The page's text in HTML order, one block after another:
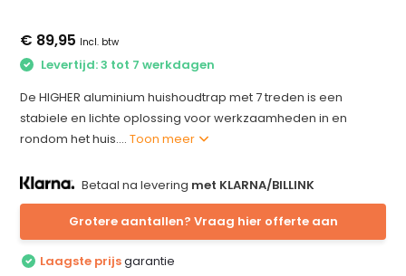
€ 89,95 Incl. btw
Levertijd: 3 tot 7 werkdagen
De HIGHER aluminium huishoudtrap met 7 treden is een
stabiele en lichte oplossing voor werkzaamheden in en
rondom het huis....Toon meer
Betaal na levering met KLARNA/BILLINK
Grotere aantallen? Vraag hier offerte aan
Laagste prijsgarantie